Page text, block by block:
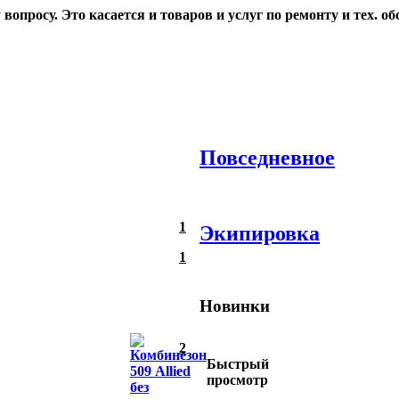
Это касается и товаров и услуг по ремонту и тех.
1
1
2
Повседневное
Экипировка
Новинки
Быстрый
просмотр